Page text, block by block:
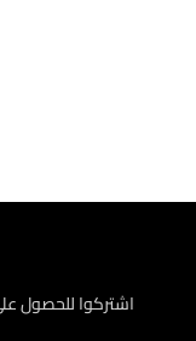
اشتركوا للحصول